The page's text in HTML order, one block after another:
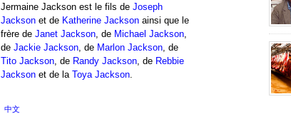
Jermaine Jackson est le fils de Joseph
Jackson et de Katherine Jackson ainsi que le
frère de Janet Jackson , de Michael Jackson
de Jackie Jackson , de Marlon Jackson , de
Tito Jackson , de Randy Jackson , de Rebbie
Jackson et de la Toya Jackson
中文